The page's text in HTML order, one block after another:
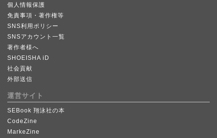
個人情報保護
免責事項・著作権等
SNS利用ポリシー
SNSアカウント一覧
著作者様へ
SHOEISHA iD
社会貢献
外部送信
運営サイト
SEBook 翔泳社の本
CodeZine
MarkeZine